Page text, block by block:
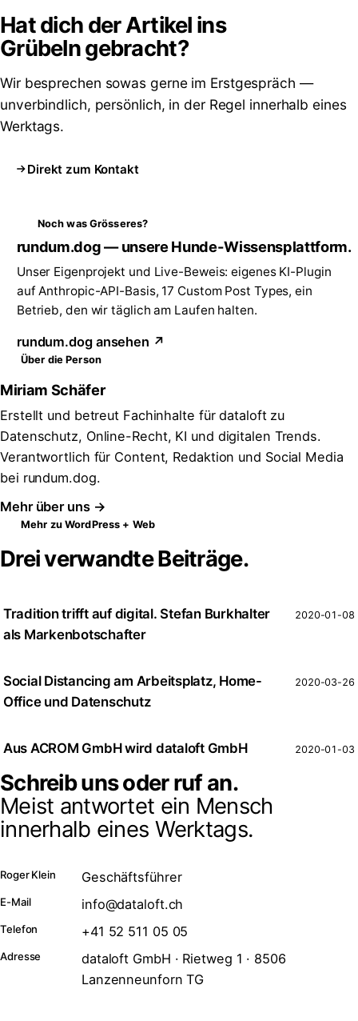
Hat dich der Artikel ins
Grübelngebracht?
Wir besprechen sowas gerne im Erstgespräch —
unverbindlich, persönlich, in der Regel innerhalb eines
Werktags.
Direkt zum Kontakt
Noch was Grösseres?
rundum.dog — unsere Hunde-Wissensplattform.
Unser Eigenprojekt und Live-Beweis: eigenes KI-Plugin
auf Anthropic-API-Basis, 17 Custom Post Types, ein
Betrieb, den wir täglich am Laufen halten.
rundum.dog ansehen ↗
Über die Person
Miriam Schäfer
Erstellt und betreut Fachinhalte für dataloft zu
Datenschutz, Online-Recht, KI und digitalen Trends.
Verantwortlich für Content, Redaktion und Social Media
bei rundum.dog.
Mehr über uns →
Mehr zu WordPress + Web
Drei verwandte Beiträge.
Tradition trifft auf digital. Stefan Burkhalter
als Markenbotschafter
2020-01-08
Social Distancing am Arbeitsplatz, Home-
Office und Datenschutz
2020-03-26
Aus ACROM GmbH wird dataloft GmbH 2020-01-03
Schreib uns oder ruf an.
Meist antwortet ein Mensch
innerhalb eines Werktags.
Roger Klein Geschäftsführer
E-Mail info@dataloft.ch
Telefon +41 52 511 05 05
Adresse
dataloft GmbH · Rietweg 1 · 8506
Lanzenneunforn TG